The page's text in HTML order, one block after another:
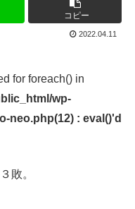
コピー
2022.04.11
for foreach() in
wp-
neo.php(12) : eval()'d
敗。